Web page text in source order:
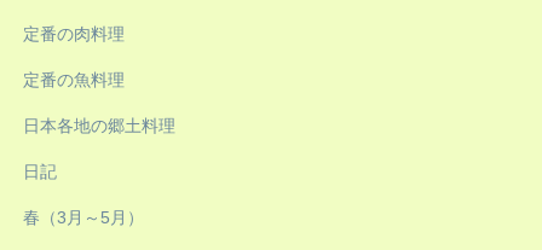
定番の肉料理
定番の魚料理
日本各地の郷土料理
日記
春（3月～5月）